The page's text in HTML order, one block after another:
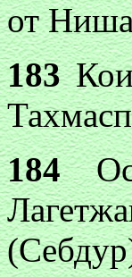
от
183Кои
184